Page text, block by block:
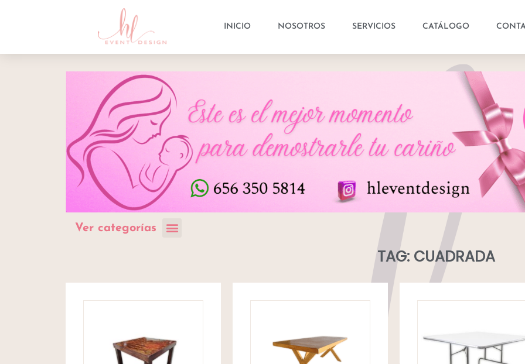
INICIO NOSOTROS SERVICIOS CATÁLOGO
Ver categorías
TAG: CUADRADA